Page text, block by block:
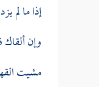
إذا ما لم
وإن
مشيت